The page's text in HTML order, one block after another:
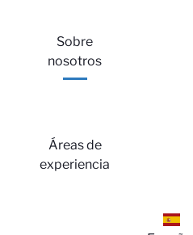
Sobre
nosotros
Áreas de
experiencia